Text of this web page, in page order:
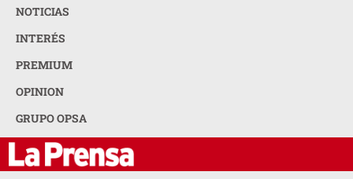
NOTICIAS
INTERÉS
PREMIUM
OPINION
GRUPO OPSA